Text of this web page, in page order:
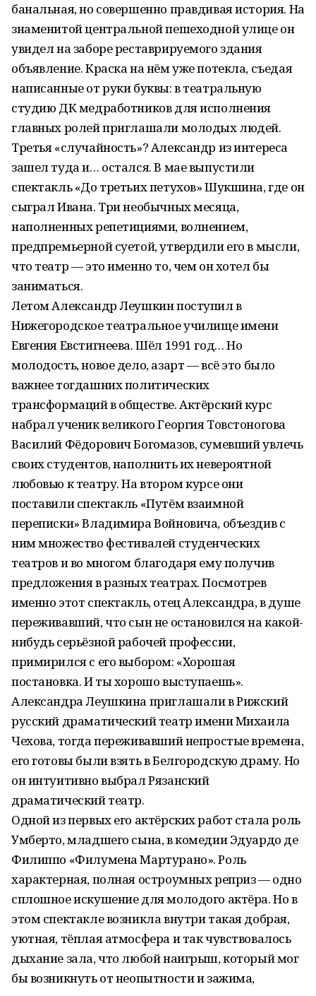
банальная, но совершенно правдивая история. На
знаменитой центральной пешеходной улице он
увидел на заборе реставрируемого здания
объявление. Краска на нём уже потекла, съедая
написанные от руки буквы: в театральную
студию ДК медработников для исполнения
главных ролей приглашали молодых людей.
Третья «случайность»? Александр из интереса
зашел туда и… остался. В мае выпустили
спектакль «До третьих петухов» Шукшина, где он
сыграл Ивана. Три необычных месяца,
наполненных репетициями, волнением,
предпремьерной суетой, утвердили его в мысли,
что театр — это именно то, чем он хотел бы
заниматься.
Летом Александр Леушкин поступил в
Нижегородское театральное училище имени
Евгения Евстигнеева. Шёл 1991 год… Но
молодость, новое дело, азарт — всё это было
важнее тогдашних политических
трансформаций в обществе. Актёрский курс
набрал ученик великого Георгия Товстоногова
Василий Фёдорович Богомазов, сумевший увлечь
своих студентов, наполнить их невероятной
любовью к театру. На втором курсе они
поставили спектакль «Путём взаимной
переписки» Владимира Войновича, объездив с
ним множество фестивалей студенческих
театров и во многом благодаря ему получив
предложения в разных театрах. Посмотрев
именно этот спектакль, отец Александра, в душе
переживавший, что сын не остановился на какой-
нибудь серьёзной рабочей профессии,
примирился с его выбором: «Хорошая
постановка. И ты хорошо выступаешь».
Александра Леушкина приглашали в Рижский
русский драматический театр имени Михаила
Чехова, тогда переживавший непростые времена,
его готовы были взять в Белгородскую драму. Но
он интуитивно выбрал Рязанский
драматический театр.
Одной из первых его актёрских работ стала роль
Умберто, младшего сына, в комедии Эдуардо де
Филиппо «Филумена Мартурано». Роль
характерная, полная остроумных реприз — одно
сплошное искушение для молодого актёра. Но в
этом спектакле возникла внутри такая добрая,
уютная, тёплая атмосфера и так чувствовалось
дыхание зала, что любой наигрыш, который мог
бы возникнуть от неопытности и зажима,